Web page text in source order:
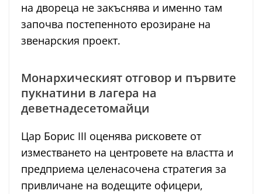
на двореца не закъснява и именно там
започва постепенното ерозиране на
звенарския проект.
Монархическият отговор и първите
пукнатини в лагера на
деветнадесетомайци
Цар Борис III оценява рисковете от
изместването на центровете на властта и
предприема целенасочена стратегия за
привличане на водещите офицери,